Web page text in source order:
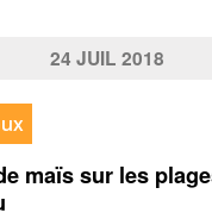
24 JUIL 2018
maïs sur les